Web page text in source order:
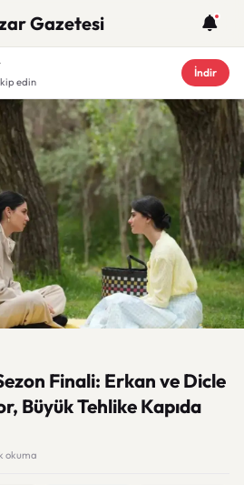
Gazetesi
edin
İndir
Finali: Erkan ve Dicle
Büyük Tehlike Kapıda
okuma